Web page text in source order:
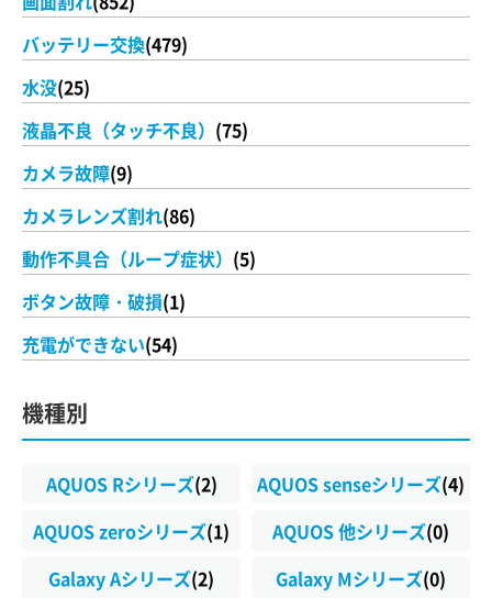
バッテリー交換(479)
水没(25)
液晶不良（タッチ不良） (75)
カメラ故障(9)
カメラレンズ割れ(86)
動作不具合（ループ症状） (5)
ボタン故障・破損(1)
充電ができない(54)
機種別
AQUOS Rシリーズ(2) AQUOS senseシリーズ(4)
AQUOS zeroシリーズ(1) AQUOS 他シリーズ(0)
Galaxy Aシリーズ(2) Galaxy Mシリーズ(0)